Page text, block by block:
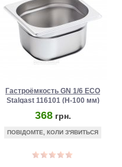
Гастроёмкость GN 1/6 ECO
Stalgast 116101 (Н-100 мм)
368 грн.
ПОВІДОМТЕ, КОЛИ З'ЯВИТЬСЯ